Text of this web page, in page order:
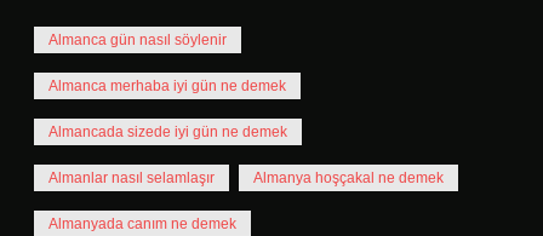
Almanca gün nasıl söylenir
Almanca merhaba iyi gün ne demek
Almancada sizede iyi gün ne demek
Almanlar nasıl selamlaşır Almanya hoşçakal ne demek
Almanyada canım ne demek